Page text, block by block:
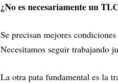
¿No es necesariamente un
Se precisan mejores
Necesitamos seguir trabajando
La otra pata fundamental es la